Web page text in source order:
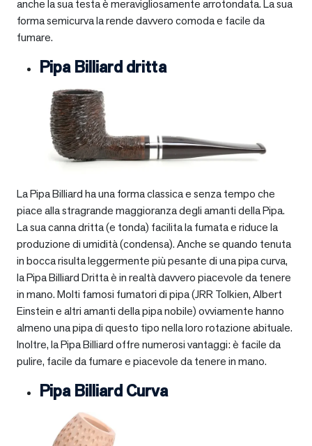
anche la sua testa è meravigliosamente arrotondata. La sua
forma semicurva la rende davvero comoda e facile da
fumare.
Pipa Billiard dritta
La Pipa Billiard ha una forma classica e senza tempo che
piace alla stragrande maggioranza degli amanti della Pipa.
La sua canna dritta (e tonda) facilita la fumata e riduce la
produzione di umidità (condensa). Anche se quando tenuta
in bocca risulta leggermente più pesante di una pipa curva,
la Pipa Billiard Dritta è in realtà davvero piacevole da tenere
in mano. Molti famosi fumatori di pipa (JRR Tolkien, Albert
Einstein e altri amanti della pipa nobile) ovviamente hanno
almeno una pipa di questo tipo nella loro rotazione abituale.
Inoltre, la Pipa Billiard offre numerosi vantaggi: è facile da
pulire, facile da fumare e piacevole da tenere in mano.
Pipa Billiard Curva